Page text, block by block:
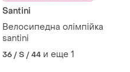
Santini
Велосипедна олімпійка
santini
36 / S / 44 и еще 1